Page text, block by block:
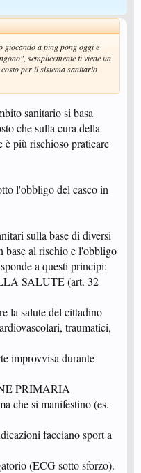
giocando a ping pong oggi e
semplicemente ti viene un
per il sistema sanitario
sanitario si basa
che sulla cura della
è più rischioso praticare
l'obbligo del casco in
sulla base di diversi
al rischio e l'obbligo
a questi principi:
SALUTE (art. 32
la salute del cittadino
traumatici,
improvvisa durante
PRIMARIA
che si manifestino (es.
facciano sport a
(ECG sotto sforzo).